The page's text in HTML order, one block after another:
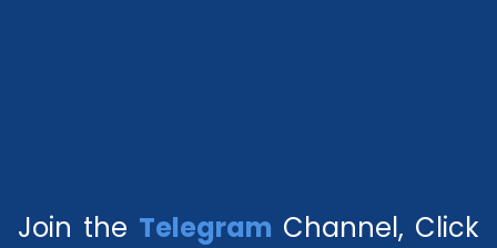
Join the Telegram Channel, Click